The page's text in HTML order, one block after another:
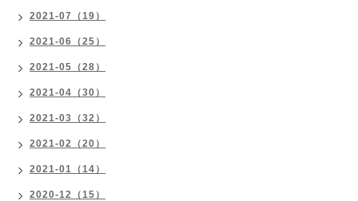
2021-07（19）
2021-06（25）
2021-05（28）
2021-04（30）
2021-03（32）
2021-02（20）
2021-01（14）
2020-12（15）